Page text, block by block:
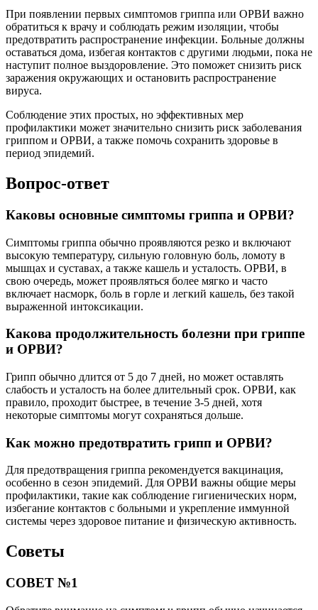
При появлении первых симптомов гриппа или ОРВИ важно
обратиться к врачу и соблюдать режим изоляции, чтобы
предотвратить распространение инфекции. Больные должны
оставаться дома, избегая контактов с другими людьми, пока не
наступит полное выздоровление. Это поможет снизить риск
заражения окружающих и остановить распространение
вируса.
Соблюдение этих простых, но эффективных мер
профилактики может значительно снизить риск заболевания
гриппом и ОРВИ, а также помочь сохранить здоровье в
период эпидемий.
Вопрос-ответ
Каковы основные симптомы гриппа и ОРВИ?
Симптомы гриппа обычно проявляются резко и включают
высокую температуру, сильную головную боль, ломоту в
мышцах и суставах, а также кашель и усталость. ОРВИ, в
свою очередь, может проявляться более мягко и часто
включает насморк, боль в горле и легкий кашель, без такой
выраженной интоксикации.
Какова продолжительность болезни при гриппе
и ОРВИ?
Грипп обычно длится от 5 до 7 дней, но может оставлять
слабость и усталость на более длительный срок. ОРВИ, как
правило, проходит быстрее, в течение 3-5 дней, хотя
некоторые симптомы могут сохраняться дольше.
Как можно предотвратить грипп и ОРВИ?
Для предотвращения гриппа рекомендуется вакцинация,
особенно в сезон эпидемий. Для ОРВИ важны общие меры
профилактики, такие как соблюдение гигиенических норм,
избегание контактов с больными и укрепление иммунной
системы через здоровое питание и физическую активность.
Советы
СОВЕТ №1